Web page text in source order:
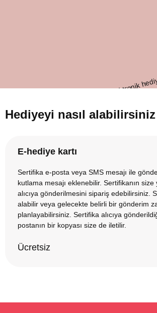
Hediyeyi nasıl alabilirsiniz
E-hediye kartı
Sertifika e-posta veya SMS mesajı ile
kutlama mesajı eklenebilir. Sertifikanın
alıcıya gönderilmesini sipariş edebilirsiniz.
alabilir veya gelecekte belirli bir gönderim
planlayabilirsiniz. Sertifika alıcıya
postanın bir kopyası size de iletilir.
Ücretsiz